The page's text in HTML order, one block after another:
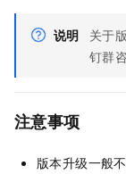
说明
关于
钉群
注意事项
版本升级一般